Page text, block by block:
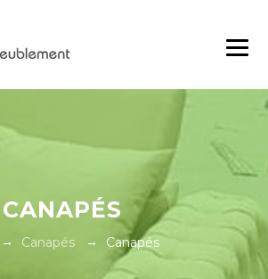
CANAPÉS
→ Canapés→ Canapés